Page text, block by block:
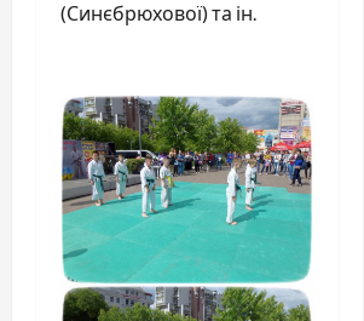
(Синєбрюхової) та ін.